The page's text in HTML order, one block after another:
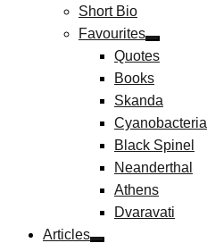
Short Bio
Favourites
Quotes
Books
Skanda
Cyanobacteria
Black Spinel
Neanderthal
Athens
Dvaravati
Articles